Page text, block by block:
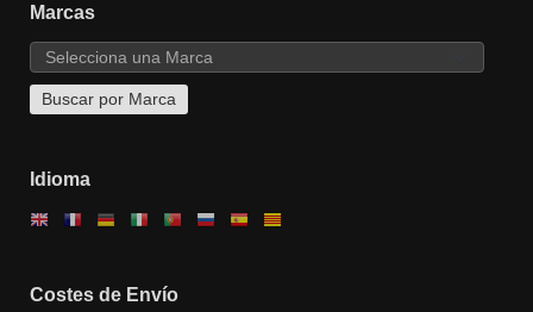
Marcas
Idioma
Costes de Envío